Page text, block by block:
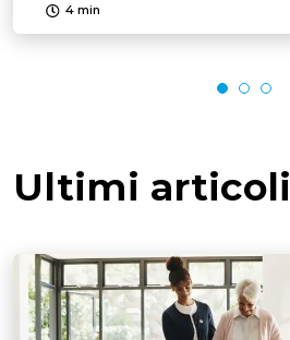
4 min
Ultimi articoli